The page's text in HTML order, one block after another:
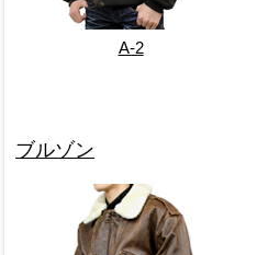
A-2
ブルゾン